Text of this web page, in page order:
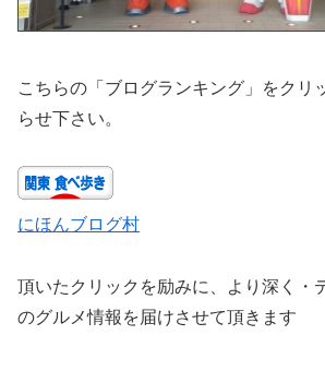
こちらの「ブログランキング」をクリ
らせ下さい。
にほんブログ村
頂いたクリックを励みに、より深く・
のグルメ情報を届けさせて頂きます